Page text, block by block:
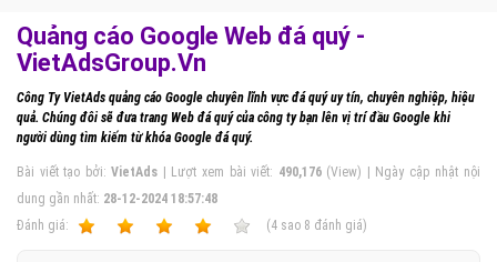
Quảng cáo Google Web đá quý -
VietAdsGroup.Vn
Công Ty VietAds quảng cáo Google chuyên lĩnh vực đá quý uy tín, chuyên nghiệp, hiệu
quả. Chúng đôi sẽ đưa trang Web đá quý của công ty bạn lên vị trí đầu Google khi
người dùng tìm kiếm từ khóa Google đá quý.
Bài viết tạo bởi:VietAds | Lượt xem bài viết: 490,176(View) | Ngày cập nhật nội
dung gần nhất: 28-12-2024 18:57:48
Ðánh giá:
(4 sao 8 đánh giá)